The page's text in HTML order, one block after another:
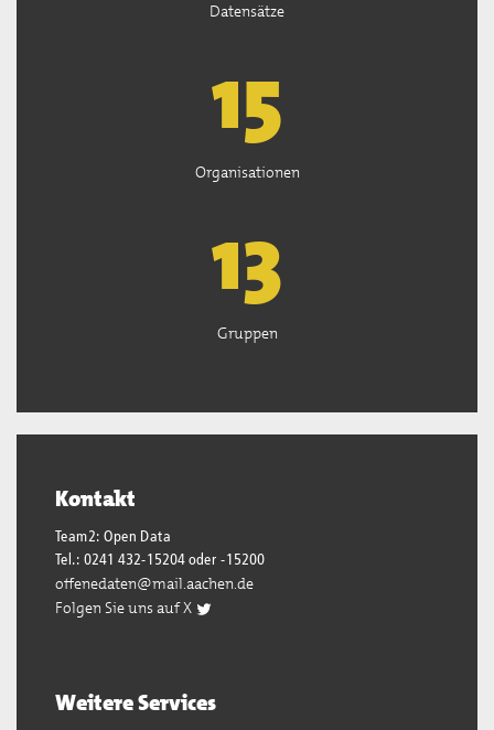
Datensätze
15
Organisationen
13
Gruppen
Kontakt
Team2: Open Data
Tel.: 0241 432-15204 oder -15200
offenedaten@mail.aachen.de
Folgen Sie uns auf X
Weitere Services